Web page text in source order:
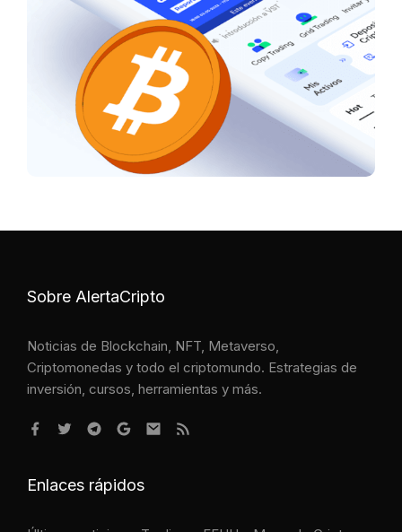
Sobre AlertaCripto
Noticias de Blockchain, NFT, Metaverso,
Criptomonedas y todo el criptomundo. Estrategias de
inversión, cursos, herramientas y más.
Enlaces rápidos